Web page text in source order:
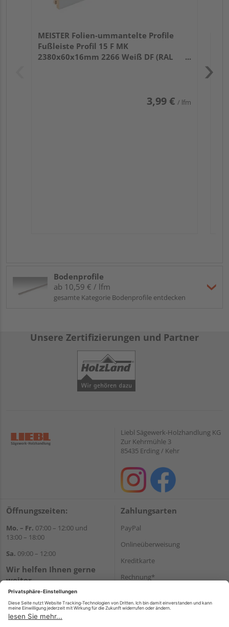
MEISTER Folien-ummantelte Profile
Fußleiste Profil 15 F MK
2380x60x16mm 2266 Weiß DF (RAL
3,99 € / lfm
Bodenprofile
ab 10,59 € / lfm
gesamte Kategorie Bodenprofile entdecken
Unsere Zertifizierungen und Partner
Liebl Sägewerk-Holzhandlung KG
Zur Kehrmühle 3
85435 Erding / Kehr
Öffnungszeiten:
Mo. – Fr. 07:00 – 12:00 und
13:00 – 18:00
Sa. 09:00 – 12:00
Wir helfen Ihnen gerne
weiter
Tel.:+49 8122 14197
E-Mail:vertrieb@holz-liebl.de
Zahlungsarten
PayPal
Onlineüberweisung
Kreditkarte
Rechnung*
Versand